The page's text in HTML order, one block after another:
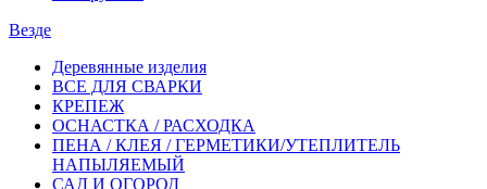
Везде
Деревянные изделия
ВСЕ ДЛЯ СВАРКИ
КРЕПЕЖ
ОСНАСТКА / РАСХОДКА
ПЕНА / КЛЕЯ / ГЕРМЕТИКИ/УТЕПЛИТЕЛЬ
НАПЫЛЯЕМЫЙ
САД И ОГОРОД